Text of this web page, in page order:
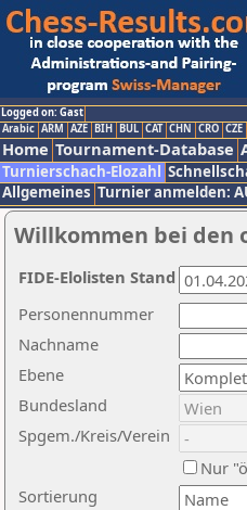
Logged on: Gast
Arabic ARM AZE BIH BUL CAT CHN CRO CZE
Home Tournament-Database
Turnierschach-Elozahl
Allgemeines Turnier anmelden:
Willkommen bei den
Nachname
Ebene
Sortierung
Personennummer
Bundesland
Spgem./Kreis/Verein
Nur
FIDE-Elolisten Stand